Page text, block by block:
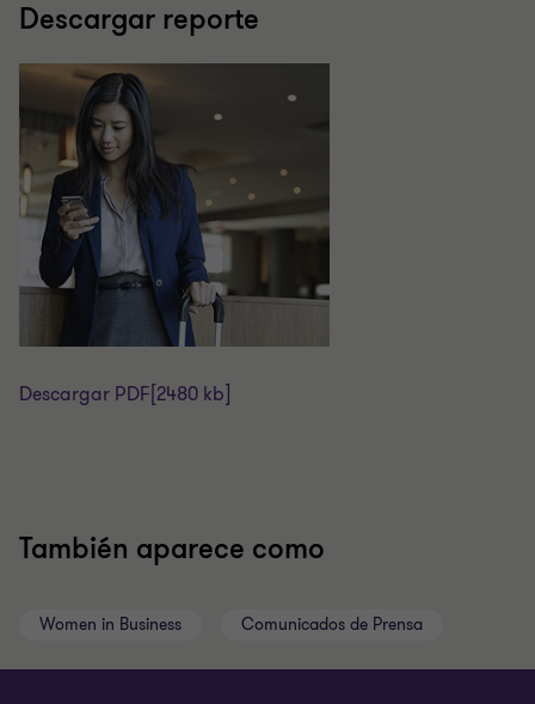
Descargar reporte
Descargar PDF [2480 kb]
También aparece como
Women in Business Comunicados de Prensa